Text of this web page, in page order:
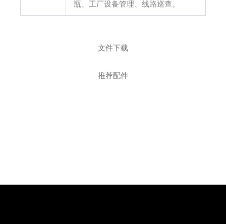
文件下载
推荐配件
瓶、工厂设备管理、线路巡查。